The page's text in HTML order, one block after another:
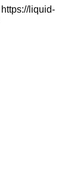
https://liquid-